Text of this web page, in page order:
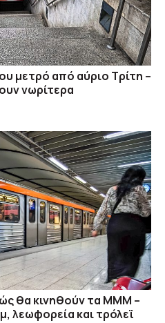
μετρό από αύριο Τρίτη –
νωρίτερα
θα κινηθούν τα ΜΜΜ –
λεωφορεία και τρόλεϊ